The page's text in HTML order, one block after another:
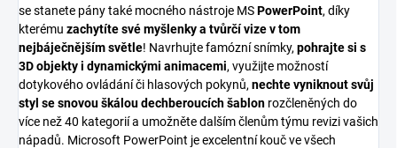
se stanete pány také mocného nástroje MSPowerPoint, díky
kterému zachytíte své myšlenky a tvůrčí vize v tom
nejbáječnějším světle! Navrhujte famózní snímky, pohrajte si s
3D objekty i dynamickými animacemi, využijte možností
dotykového ovládání či hlasových pokynů, nechte vyniknout svůj
styl se snovou škálou dechberoucích šablon rozčleněných do
více než 40 kategorií a umožněte dalším členům týmu revizi vašich
nápadů. Microsoft PowerPoint je excelentní kouč ve všech